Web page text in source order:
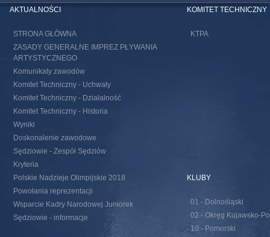
AKTUALNOŚCI
STRONA GŁÓWNA
ZASADY GENERALNE IMPREZ PŁYWANIA
ARTYSTYCZNEGO
Komunikaty zawodów
Komitet Techniczny - Uchwały
Komitet Techniczny - Działalność
Komitet Techniczny - Historia
Wyniki
Doskonalenie zawodowe
Sędziowie - Zespół Sędziów
Kryteria
Polskie Nadzieje Olimpijskie 2018
Powołania reprezentacji
Wsparcie Kadry Narodowej Juniorek
Sędziowie - informacje
KOMITET TECHNICZNY
KTPA
KLUBY
01 - Dolnośląski
02 - Okręg Kujawsko-
10 - Pomorski